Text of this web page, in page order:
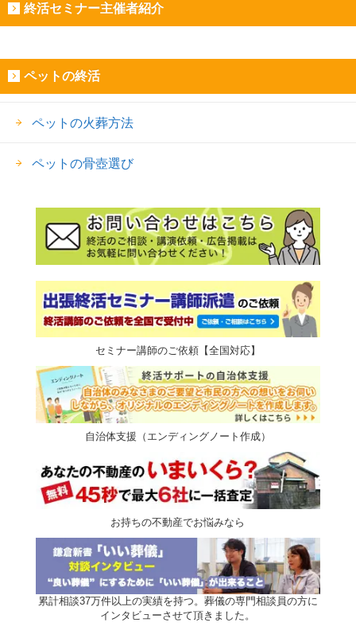
終活セミナー主催者紹介
ペットの終活
ペットの火葬方法
ペットの骨壺選び
セミナー講師のご依頼【全国対応】
自治体支援（エンディングノート作成）
お持ちの不動産でお悩みなら
累計相談37万件以上の実績を持つ。葬儀の専門相談員の方に
インタビューさせて頂きました。